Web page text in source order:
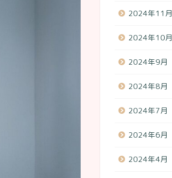
2024年11月
2024年10月
2024年9月
2024年8月
2024年7月
2024年6月
2024年4月